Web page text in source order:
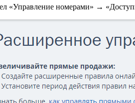
«Управление номерами» →